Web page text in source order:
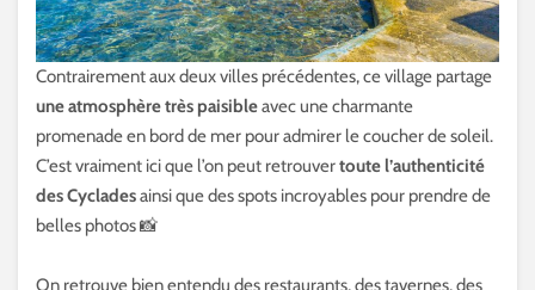
Contrairement aux deux villes précédentes, ce village partage
une atmosphère très paisibleavec une charmante
promenade en bord de mer pour admirer le coucher de soleil.
C’est vraiment ici que l’on peut retrouvertoute l’authenticité
des Cycladesainsi que des spots incroyables pour prendre de
belles photos 📸
On retrouve bien entendu des restaurants, des tavernes, des